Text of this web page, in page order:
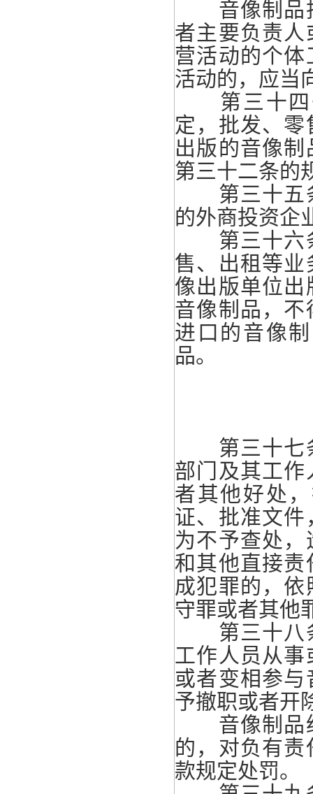
音像制品批
者主要负责
营活动的个
活动的，应当
第三十四
定，批发、
出版的音像
第三十二条的
第三十五
的外商投资企
第三十六
售、出租等
像出版单位
音像制品，
进口的音像
品。
第三十七
部门及其工
者其他好处
证、批准文
为不予查处
和其他直接
成犯罪的，
守罪或者其他
第三十八
工作人员从
或者变相参
予撤职或者开
音像制品经
的，对负有
款规定处罚。